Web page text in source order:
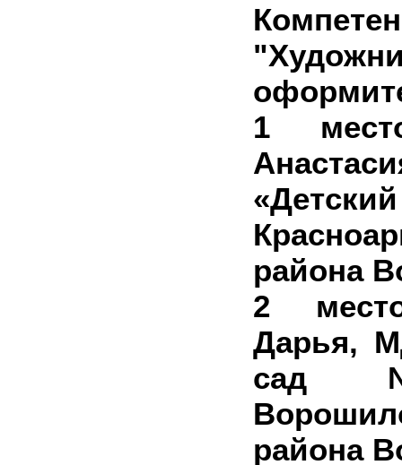
1
района
2
Дарья,
района